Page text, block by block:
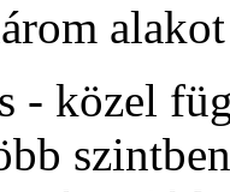
- közel